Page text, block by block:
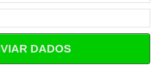
DADOS